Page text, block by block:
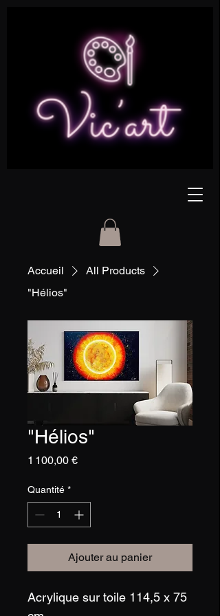
Accueil
All Products
"Hélios"
"Hélios"
1 100,00 €Prix
Quantité *
Ajouter au panier
Acrylique sur toile 114,5 x 75